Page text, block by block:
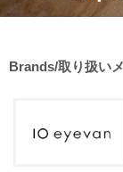
Brands/取り扱い